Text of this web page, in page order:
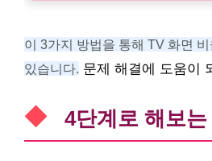
이 3가지 방법을 통해 TV 화면
있습니다. 문제 해결에 도움이
4단계로 해보는